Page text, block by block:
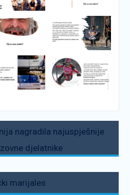
nagradila najuspješnije
djelatnike
marijales